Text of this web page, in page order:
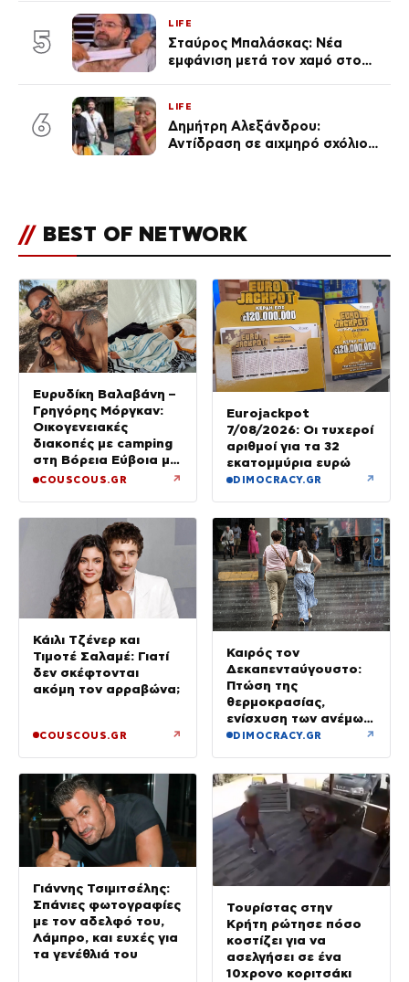
5
LIFE
Σταύρος Μπαλάσκας: Νέα
εμφάνιση μετά τον χαμό στο
6
LIFE
Δημήτρη Αλεξάνδρου:
Αντίδραση σε αιχμηρό σχόλιο
// BEST OF NETWORK
Ευρυδίκη Βαλαβάνη –
Γρηγόρης Μόργκαν:
Οικογενειακές
διακοπές με camping
στη Βόρεια Εύβοια με
τον ενός έτους γιο
COUSCOUS.GR ↗
Eurojackpot
7/08/2026: Οι τυχεροί
αριθμοί για τα 32
εκατομμύρια ευρώ
DIMOCRACY.GR ↗
Κάιλι Τζένερ και
Τιμοτέ Σαλαμέ: Γιατί
δεν σκέφτονται
ακόμη τον αρραβώνα;
COUSCOUS.GR ↗
Καιρός τον
Δεκαπενταύγουστο:
Πτώση της
θερμοκρασίας,
ενίσχυση των ανέμων
και καταιγίδες όπου
DIMOCRACY.GR ↗
Γιάννης Τσιμιτσέλης:
Σπάνιες φωτογραφίες
με τον αδελφό του,
Λάμπρο, και ευχές για
τα γενέθλιά του
Τουρίστας στην
Κρήτη ρώτησε πόσο
κοστίζει για να
ασελγήσει σε ένα
10χρονο κοριτσάκι